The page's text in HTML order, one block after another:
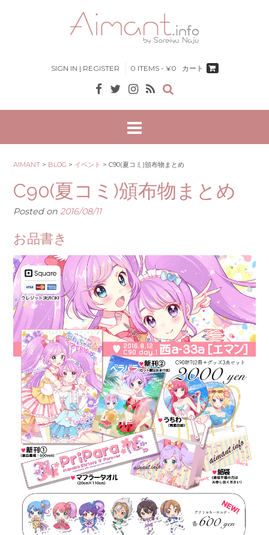
SIGN IN | REGISTER 0 ITEMS - ¥0 カート
AIMANT > BLOG > イベント > C90(夏コミ)頒布物まとめ
C90(夏コミ)頒布物まとめ
Posted on 2016/08/11
お品書き